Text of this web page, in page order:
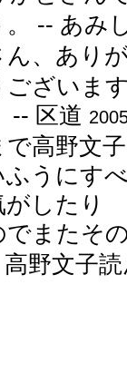
。 -- あみ
ん、あり
ございま
-- 区道
高野文
ふうにす
がした
でまたそ
高野文子